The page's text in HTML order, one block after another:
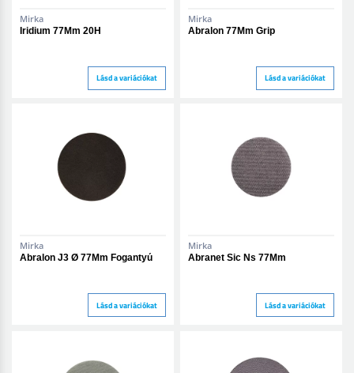
Mirka
Iridium 77Mm 20H
Lásd a variációkat
Mirka
Abralon 77Mm Grip
Lásd a variációkat
Mirka
Abralon J3 Ø 77Mm Fogantyú
Lásd a variációkat
Mirka
Abranet Sic Ns 77Mm
Lásd a variációkat